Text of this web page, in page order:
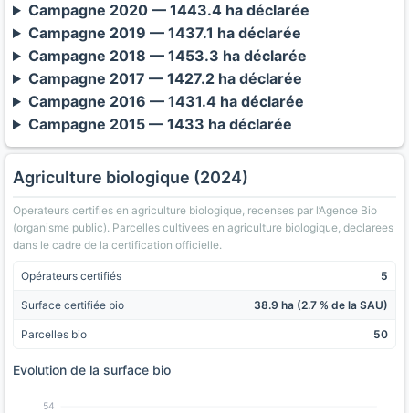
Campagne 2020 — 1443.4 ha déclarée
Campagne 2019 — 1437.1 ha déclarée
Campagne 2018 — 1453.3 ha déclarée
Campagne 2017 — 1427.2 ha déclarée
Campagne 2016 — 1431.4 ha déclarée
Campagne 2015 — 1433 ha déclarée
Agriculture biologique (2024)
Operateurs certifies en agriculture biologique, recenses par l’Agence Bio
(organisme public). Parcelles cultivees en agriculture biologique, declarees
dans le cadre de la certification officielle.
Opérateurs certifiés 5
Surface certifiée bio 38.9 ha (2.7 % de la SAU)
Parcelles bio 50
Evolution de la surface bio
54